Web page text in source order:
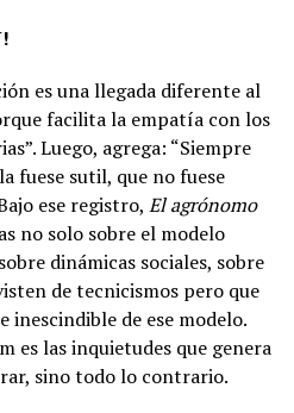
es una llegada diferente al
facilita la empatía con los
Luego, agrega: “Siempre
fuese sutil, que no fuese
ese registro, El agrónomo
no solo sobre el modelo
dinámicas sociales, sobre
de tecnicismos pero que
inescindible de ese modelo.
es las inquietudes que genera
sino todo lo contrario.